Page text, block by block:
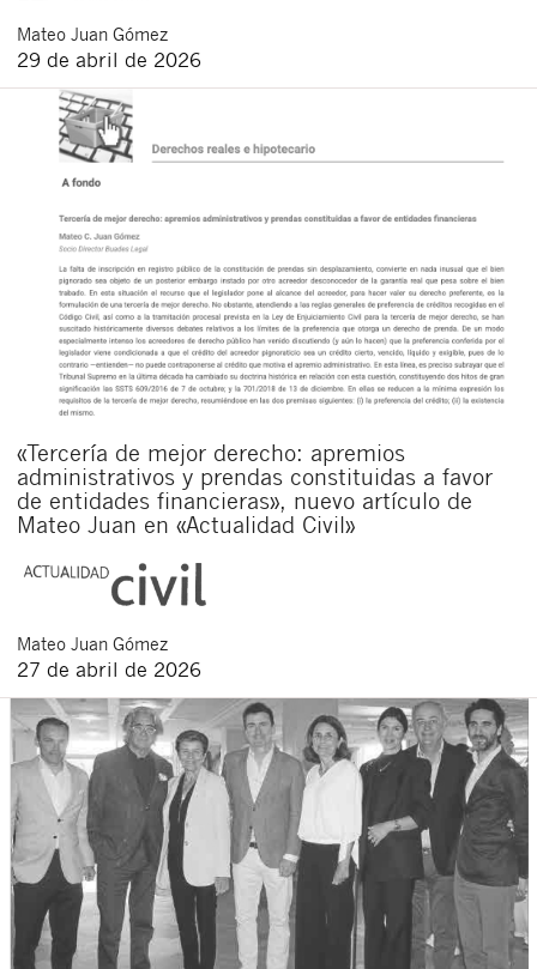
Mateo Juan Gómez
29 de abril de 2026
«Tercería de mejor derecho: apremios
administrativos y prendas constituidas a favor
de entidades financieras», nuevo artículo de
Mateo Juan en «Actualidad Civil»
Mateo Juan Gómez
27 de abril de 2026